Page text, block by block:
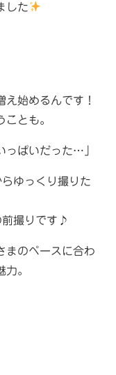
した
始めるんです！
とも。
っぱいだった…」
ゆっくり撮りた
前撮りです♪
まのペースに合わ
。